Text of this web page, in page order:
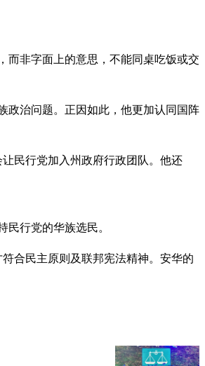
而非字面上的意思，不能同桌吃饭或交
政治问题。正因如此，他更加认同国阵
民行党加入州政府行政团队。他还
行党的华族选民。
合民主原则及联邦宪法精神。安华的